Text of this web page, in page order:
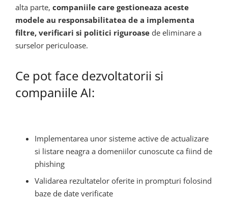
alta parte, companiile care gestioneaza aceste
modele au responsabilitatea de a implementa
filtre, verificari si politici riguroase de eliminare a
surselor periculoase.
Ce pot face dezvoltatorii si
companiile AI:
Implementarea unor sisteme active de actualizare
si listare neagra a domeniilor cunoscute ca fiind de
phishing
Validarea rezultatelor oferite in prompturi folosind
baze de date verificate